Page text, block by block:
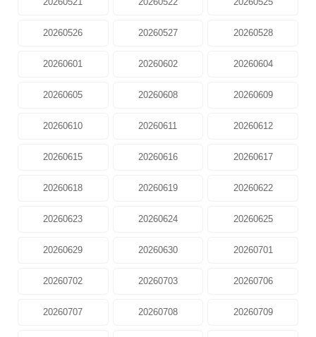
20260526 20260527 20260528
20260601 20260602 20260604
20260605 20260608 20260609
20260610 20260611 20260612
20260615 20260616 20260617
20260618 20260619 20260622
20260623 20260624 20260625
20260629 20260630 20260701
20260702 20260703 20260706
20260707 20260708 20260709